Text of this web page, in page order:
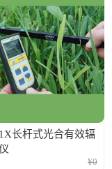
长杆式光合有效辐
¥0